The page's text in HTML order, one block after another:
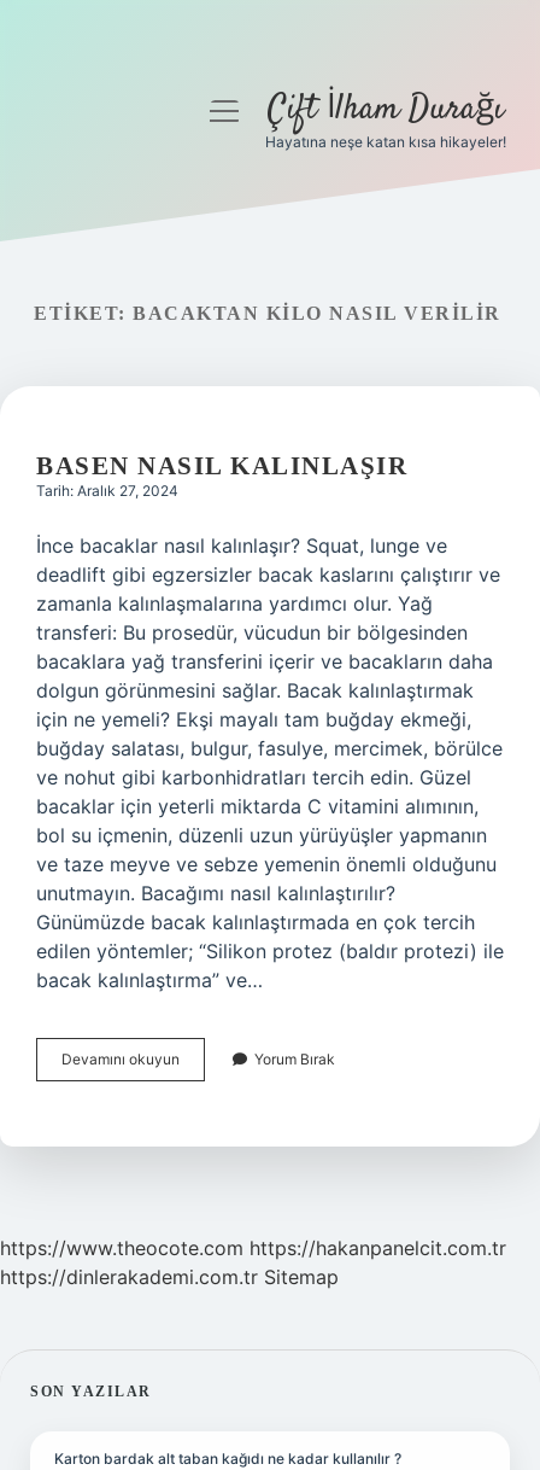
Gizlilik Politikası
menüyüÇift İlham Durağı
Hayatına neşe katan kısa hikayeler!
ETIKET: BACAKTAN KILO NASIL VERILIR
BASEN NASIL KALINLAŞIR
Tarih: Aralık 27, 2024
İnce bacaklar nasıl kalınlaşır? Squat, lunge ve
deadlift gibi egzersizler bacak kaslarını çalıştırır ve
zamanla kalınlaşmalarına yardımcı olur. Yağ
transferi: Bu prosedür, vücudun bir bölgesinden
bacaklara yağ transferini içerir ve bacakların daha
dolgun görünmesini sağlar. Bacak kalınlaştırmak
için ne yemeli? Ekşi mayalı tam buğday ekmeği,
buğday salatası, bulgur, fasulye, mercimek, börülce
ve nohut gibi karbonhidratları tercih edin. Güzel
bacaklar için yeterli miktarda C vitamini alımının,
bol su içmenin, düzenli uzun yürüyüşler yapmanın
ve taze meyve ve sebze yemenin önemli olduğunu
unutmayın. Bacağımı nasıl kalınlaştırılır?
Günümüzde bacak kalınlaştırmada en çok tercih
edilen yöntemler; “Silikon protez (baldır protezi) ile
bacak kalınlaştırma” ve…
Devamını okuyun
Nasıl
Yorum Bırak
https://www.theocote.com https://hakanpanelcit.com.tr
https://dinlerakademi.com.tr Sitemap
SIDEBAR
SON YAZILAR
Karton bardak alt taban kağıdı ne kadar kullanılır ?